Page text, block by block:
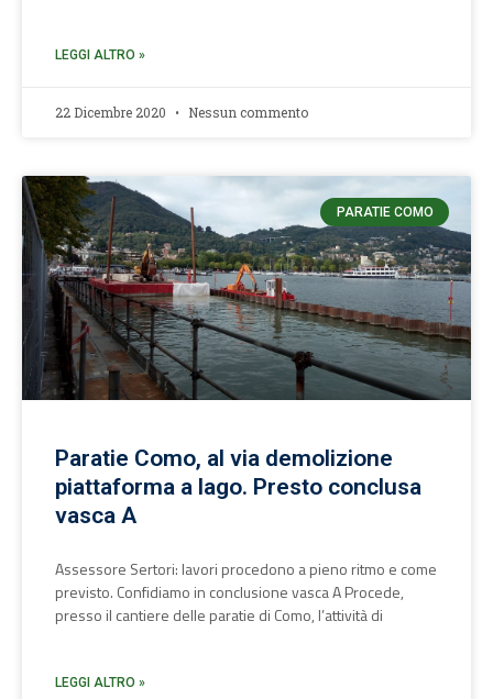
LEGGI ALTRO »
22 Dicembre 2020 Nessun commento
PARATIE COMO
Paratie Como, al via demolizione
piattaforma a lago. Presto conclusa
vasca A
Assessore Sertori: lavori procedono a pieno ritmo e come
previsto. Confidiamo in conclusione vasca A Procede,
presso il cantiere delle paratie di Como, l’attività di
LEGGI ALTRO »